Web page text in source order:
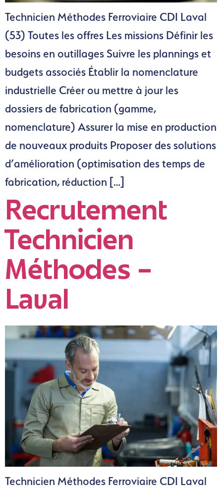
Technicien Méthodes Ferroviaire CDI Laval
(53) Toutes les offres Les missions Définir les
besoins en outillages Suivre les plannings et
budgets associés Établir la nomenclature
industrielle Créer ou mettre à jour les
dossiers de fabrication (gamme,
nomenclature) Assurer la mise en production
de nouveaux produits Proposer des solutions
d’amélioration (optimisation des temps de
fabrication, réduction […]
Recrutement
Technicien
Méthodes –
Laval
Technicien Méthodes Ferroviaire CDI Laval